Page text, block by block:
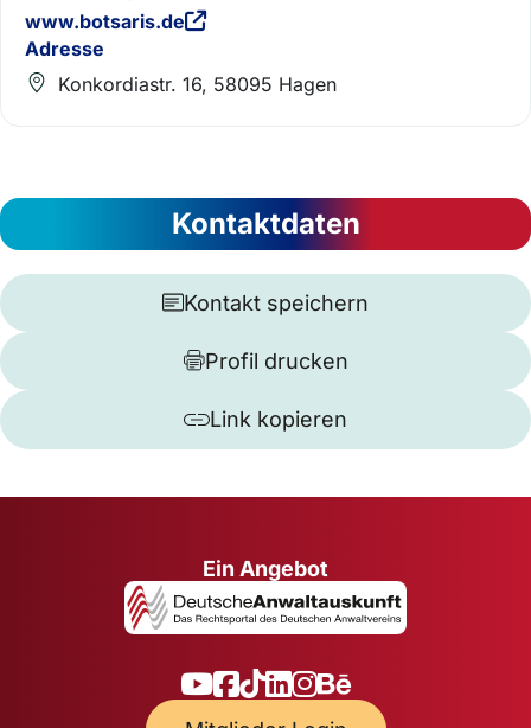
www.botsaris.de
Adresse
Konkordiastr. 16, 58095 Hagen
Kontaktdaten
Kontakt speichern
Profil drucken
Link kopieren
Ein Angebot